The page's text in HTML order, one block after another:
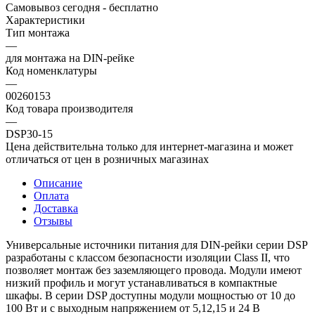
Самовывоз сегодня - бесплатно
Характеристики
Тип монтажа
—
для монтажа на DIN-рейке
Код номенклатуры
—
00260153
Код товара производителя
—
DSP30-15
Цена действительна только для интернет-магазина и может
отличаться от цен в розничных магазинах
Описание
Оплата
Доставка
Отзывы
Универсальные источники питания для DIN-рейки серии DSP
разработаны с классом безопасности изоляции Class II, что
позволяет монтаж без заземляющего провода. Модули имеют
низкий профиль и могут устанавливаться в компактные
шкафы. В серии DSP доступны модули мощностью от 10 до
100 Вт и с выходным напряжением от 5,12,15 и 24 В